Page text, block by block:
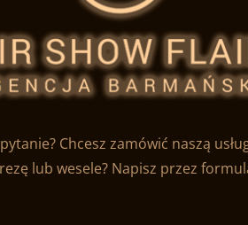
Chcesz zamówić naszą
lub wesele? Napisz przez